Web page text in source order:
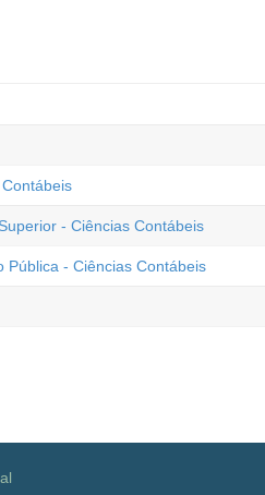
- Ciências Contábeis
Pública - Ciências Contábeis